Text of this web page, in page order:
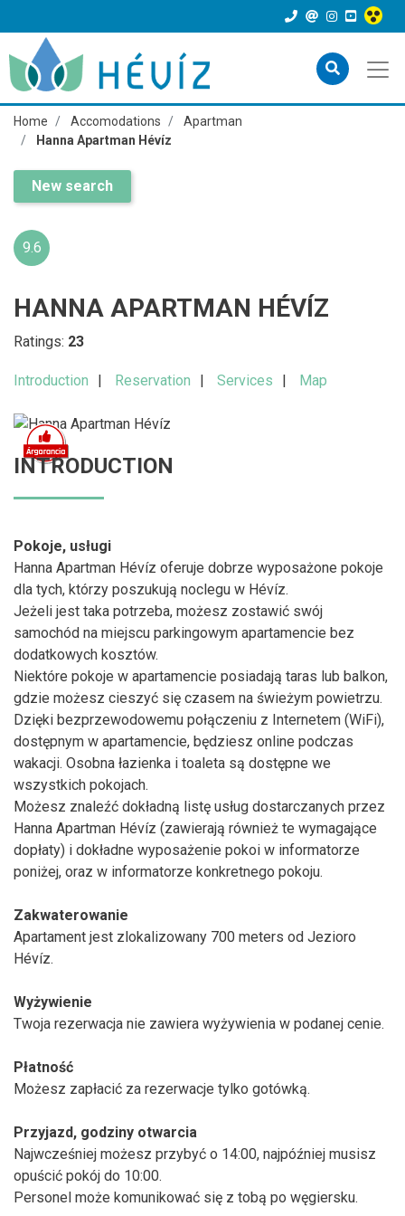
Home Accomodations
Apartman
Hanna Apartman Hévíz
New search
9.6
HANNA APARTMAN HÉVÍZ
Ratings: 23
Introduction Reservation Services Map
INTRODUCTION
Pokoje, usługi
Hanna Apartman Hévíz oferuje dobrze wyposażone pokoje
dla tych, którzy poszukują noclegu w Hévíz.
Jeżeli jest taka potrzeba, możesz zostawić swój
samochód na miejscu parkingowym apartamencie bez
dodatkowych kosztów.
Niektóre pokoje w apartamencie posiadają taras lub balkon,
gdzie możesz cieszyć się czasem na świeżym powietrzu.
Dzięki bezprzewodowemu połączeniu z Internetem (WiFi),
dostępnym w apartamencie, będziesz online podczas
wakacji. Osobna łazienka i toaleta są dostępne we
wszystkich pokojach.
Możesz znaleźć dokładną listę usług dostarczanych przez
Hanna Apartman Hévíz (zawierają również te wymagające
dopłaty) i dokładne wyposażenie pokoi w informatorze
poniżej, oraz w informatorze konkretnego pokoju.
Zakwaterowanie
Apartament jest zlokalizowany 700 meters od Jezioro
Hévíz.
Wyżywienie
Twoja rezerwacja nie zawiera wyżywienia w podanej cenie.
Płatność
Możesz zapłacić za rezerwacje tylko gotówką.
Przyjazd, godziny otwarcia
Najwcześniej możesz przybyć o 14:00, najpóźniej musisz
opuścić pokój do 10:00.
Personel może komunikować się z tobą po węgiersku.